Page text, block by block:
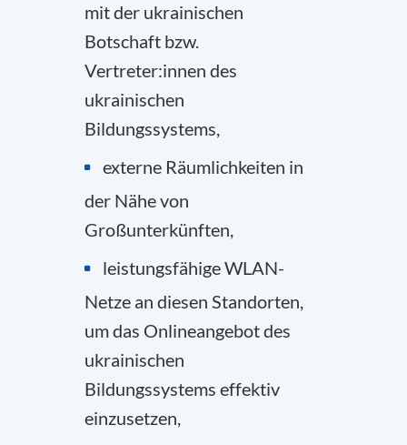
mit der ukrainischen
Botschaft bzw.
Vertreter:innen des
ukrainischen
Bildungssystems,
externe Räumlichkeiten in
der Nähe von
Großunterkünften,
leistungsfähige WLAN-
Netze an diesen Standorten,
um das Onlineangebot des
ukrainischen
Bildungssystems effektiv
einzusetzen,